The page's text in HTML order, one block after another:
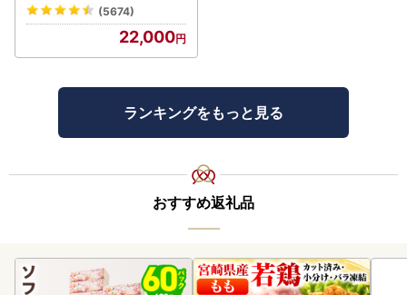
(5674)
22,000
ランキングをもっと見る
おすすめ返礼品